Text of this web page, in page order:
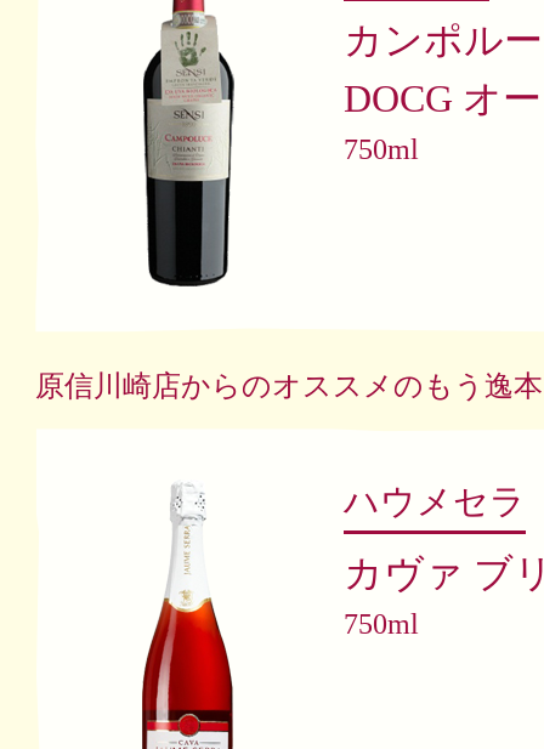
カンポル
DOCG オ
750ml
原信川崎店からのオススメのもう逸本
ハウメセラ
カヴァ ブ
750ml